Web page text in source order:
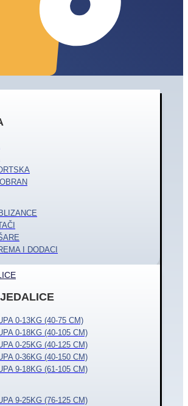
I DODACI
0-13KG (40-75 CM)
0-18KG (40-105 CM)
0-25KG (40-125 CM)
0-36KG (40-150 CM)
9-18KG (61-105 CM)
9-25KG (76-125 CM)